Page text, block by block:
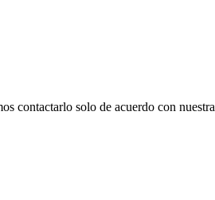
contactarlo solo de acuerdo con nuestra